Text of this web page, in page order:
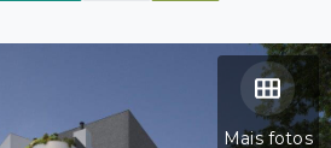
Mais fotos